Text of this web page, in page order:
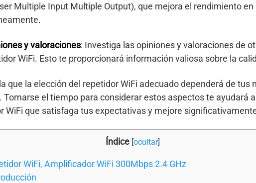
Multiple Input Multiple Output), que mejora el rendimiento
y valoraciones: Investiga las opiniones y valoraciones de
WiFi. Esto te proporcionará información valiosa sobre la
que la elección del repetidor WiFi adecuado dependerá de
Tomarse el tiempo para considerar estos aspectos te ayudará
WiFi que satisfaga tus expectativas y mejore
Índice [ocultar]
WiFi, Amplificador WiFi 300Mbps 2.4 GHz